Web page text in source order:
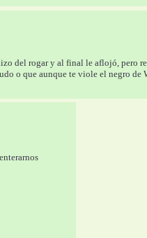
del rogar y al final le aflojó, pero
o que aunque te viole el negro de